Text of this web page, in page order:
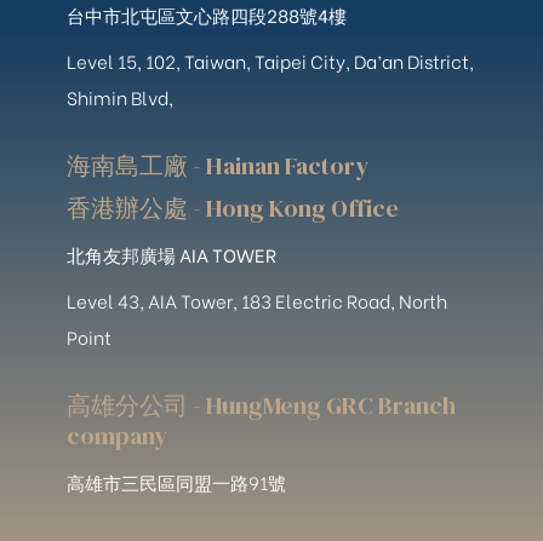
台中市北屯區文心路四段288號4樓
Level 15, 102, Taiwan, Taipei City, Da’an District,
Shimin Blvd,
海南島工廠 - Hainan Factory
香港辦公處 - Hong Kong Office
北角友邦廣場 AIA TOWER
Level 43, AIA Tower, 183 Electric Road, North
Point
高雄分公司 - HungMeng GRC Branch
company
高雄市三民區同盟一路91號